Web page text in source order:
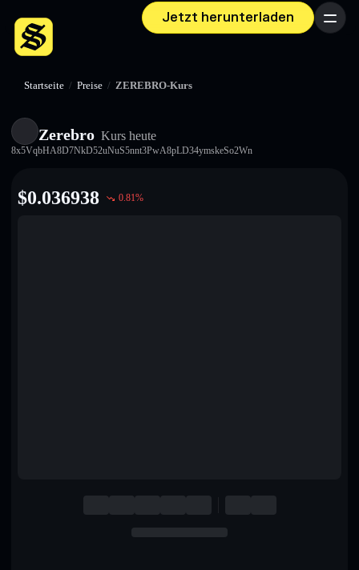
Jetzt herunterladen Menü
Startseite / Preise / ZEREBRO-Kurs
Zerebro Kurs heute
8x5VqbHA8D7NkD52uNuS5nnt3PwA8pLD34ymskeSo2Wn
$0.036938 0.81%